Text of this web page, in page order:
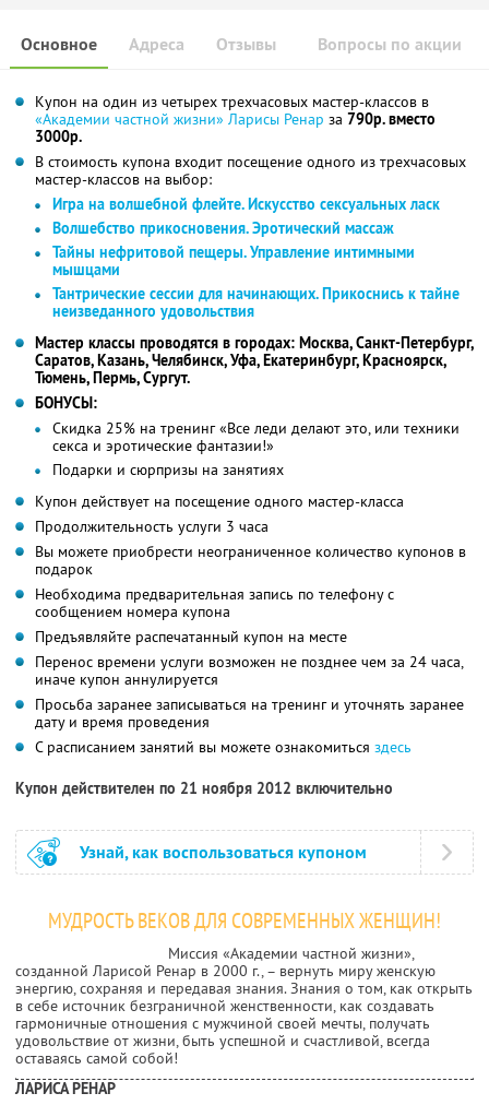
Основное Отзывы Вопросы по акции
Адреса
Купон на один из четырех трехчасовых мастер-классов в
«Академии частной жизни» Ларисы Ренар за 790р. вместо
3000р.
В стоимость купона входит посещение одного из трехчасовых
мастер-классов на выбор:
Игра на волшебной флейте. Искусство сексуальных ласк
Волшебство прикосновения. Эротический массаж
Тайны нефритовой пещеры. Управление интимными
мышцами
Тантрические сессии для начинающих. Прикоснись к тайне
неизведанного удовольствия
Мастер классы проводятся в городах: Москва, Санкт-Петербург,
Саратов, Казань, Челябинск, Уфа, Екатеринбург, Красноярск,
Тюмень, Пермь, Сургут.
БОНУСЫ:
Скидка 25% на тренинг «Все леди делают это, или техники
секса и эротические фантазии!»
Подарки и сюрпризы на занятиях
Купон действует на посещение одного мастер-класса
Продолжительность услуги 3 часа
Вы можете приобрести неограниченное количество купонов в
подарок
Необходима предварительная запись по телефону с
сообщением номера купона
Предъявляйте распечатанный купон на месте
Перенос времени услуги возможен не позднее чем за 24 часа,
иначе купон аннулируется
Просьба заранее записываться на тренинг и уточнять заранее
дату и время проведения
С расписанием занятий вы можете ознакомиться здесь
Купон действителен по 21 ноября 2012 включительно
Узнай, как воспользоваться купоном
МУДРОСТЬ ВЕКОВ ДЛЯ СОВРЕМЕННЫХ ЖЕНЩИН!
Миссия «Академии частной жизни»,
созданной Ларисой Ренар в 2000 г., – вернуть миру женскую
энергию, сохраняя и передавая знания. Знания о том, как открыть
в себе источник безграничной женственности, как создавать
гармоничные отношения с мужчиной своей мечты, получать
удовольствие от жизни, быть успешной и счастливой, всегда
оставаясь самой собой!
ЛАРИСА РЕНАР